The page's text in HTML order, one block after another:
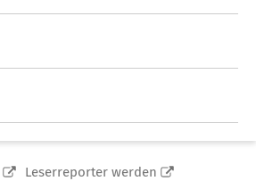
Leserreporter werden